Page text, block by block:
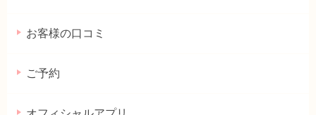
お客様の口コミ
ご予約